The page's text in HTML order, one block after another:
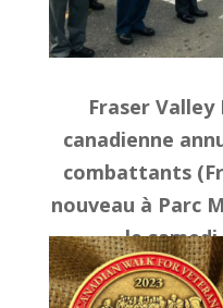
Fraser Valley
canadienne
combattants
nouveau à Parc
le